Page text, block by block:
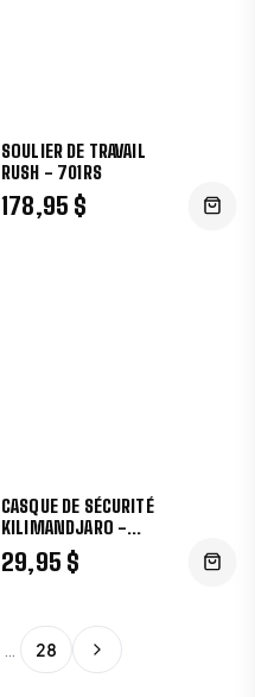
SOULIER DE TRAVAIL
RUSH - 701RS
178,95 $
CASQUE DE SÉCURITÉ
KILIMANDJARO -
HP641R
29,95 $
28